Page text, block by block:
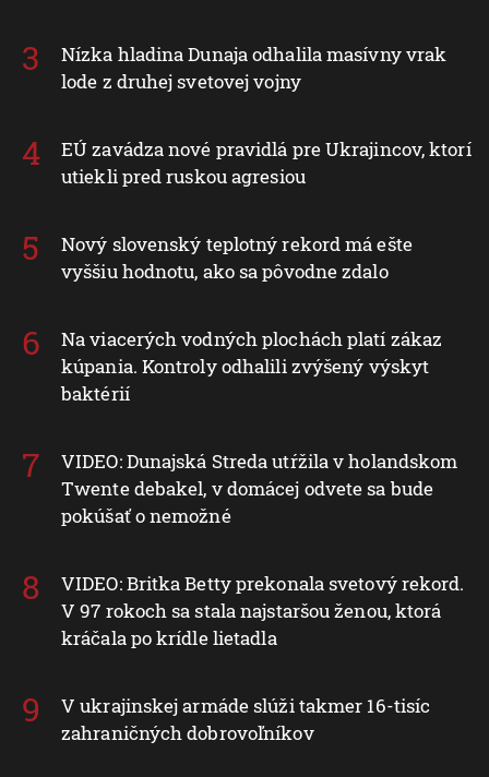
Nízka hladina Dunaja odhalila masívny vrak
lode z druhej svetovej vojny
EÚ zavádza nové pravidlá pre Ukrajincov, ktorí
utiekli pred ruskou agresiou
Nový slovenský teplotný rekord má ešte
vyššiu hodnotu, ako sa pôvodne zdalo
Na viacerých vodných plochách platí zákaz
kúpania. Kontroly odhalili zvýšený výskyt
baktérií
VIDEO: Dunajská Streda utŕžila v holandskom
Twente debakel, v domácej odvete sa bude
pokúšať o nemožné
VIDEO: Britka Betty prekonala svetový rekord.
V 97 rokoch sa stala najstaršou ženou, ktorá
kráčala po krídle lietadla
V ukrajinskej armáde slúži takmer 16-tisíc
zahraničných dobrovoľníkov